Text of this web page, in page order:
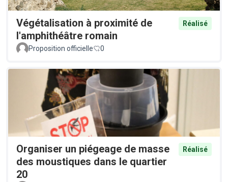
Végétalisation à proximité de
l'amphithéâtre romain
Réalisé
Proposition officielle 0
Organiser un piégeage de masse
des moustiques dans le quartier
20
Réalisé